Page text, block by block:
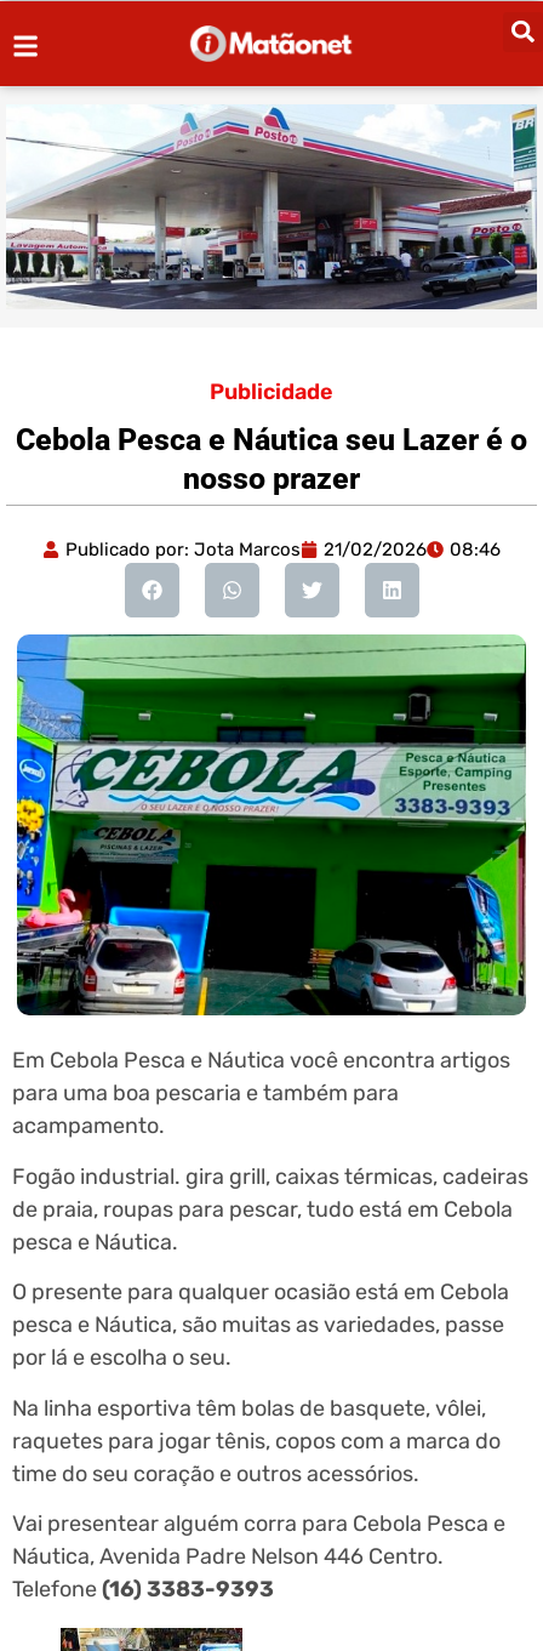
Publicidade
Cebola Pesca e Náutica seu Lazer é o
nosso prazer
Publicado por: Jota Marcos 21/02/2026 08:46
Em Cebola Pesca e Náutica você encontra artigos
para uma boa pescaria e também para
acampamento.
Fogão industrial. gira grill, caixas térmicas, cadeiras
de praia, roupas para pescar, tudo está em Cebola
pesca e Náutica.
O presente para qualquer ocasião está em Cebola
pesca e Náutica, são muitas as variedades, passe
por lá e escolha o seu.
Na linha esportiva têm bolas de basquete, vôlei,
raquetes para jogar tênis, copos com a marca do
time do seu coração e outros acessórios.
Vai presentear alguém corra para Cebola Pesca e
Náutica, Avenida Padre Nelson 446 Centro.
Telefone(16) 3383-9393